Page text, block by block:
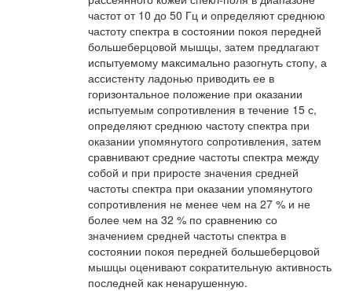
частот от 10 до 50 Гц и определяют среднюю
частоту спектра в состоянии покоя передней
большеберцовой мышцы, затем предлагают
испытуемому максимально разогнуть стопу, а
ассистенту ладонью приводить ее в
горизонтальное положение при оказании
испытуемым сопротивления в течение 15 с,
определяют среднюю частоту спектра при
оказании упомянутого сопротивления, затем
сравнивают средние частоты спектра между
собой и при приросте значения средней
частоты спектра при оказании упомянутого
сопротивления не менее чем на 27 % и не
более чем на 32 % по сравнению со
значением средней частоты спектра в
состоянии покоя передней большеберцовой
мышцы оценивают сократительную активность
последней как ненарушенную.